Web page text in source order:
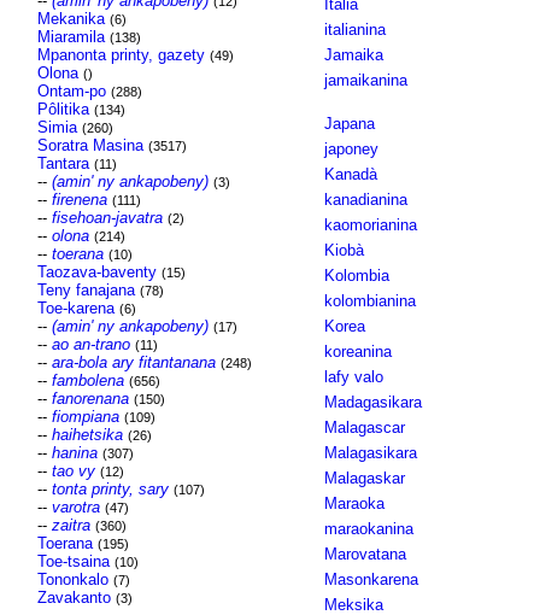
Mekanika (6)
Miaramila (138)
Mpanonta printy, gazety (49)
Olona ()
Ontam-po (288)
Pôlitika (134)
Simia (260)
Soratra Masina (3517)
Tantara (11)
-- (amin' ny ankapobeny) (3)
-- firenena (111)
-- fisehoan-javatra (2)
-- olona (214)
-- toerana (10)
Taozava-baventy (15)
Teny fanajana (78)
Toe-karena (6)
-- (amin' ny ankapobeny) (17)
-- ao an-trano (11)
-- ara-bola ary fitantanana (248)
-- fambolena (656)
-- fanorenana (150)
-- fiompiana (109)
-- haihetsika (26)
-- hanina (307)
-- tao vy (12)
-- tonta printy, sary (107)
-- varotra (47)
-- zaitra (360)
Toerana (195)
Toe-tsaina (10)
Tononkalo (7)
Zavakanto (3)
Italia
italianina
Jamaika
jamaikanina
Japana
japoney
Kanadà
kanadianina
kaomorianina
Kiobà
Kolombia
kolombianina
Korea
koreanina
lafy valo
Madagasikara
Malagascar
Malagasikara
Malagaskar
Maraoka
maraokanina
Marovatana
Masonkarena
Meksika